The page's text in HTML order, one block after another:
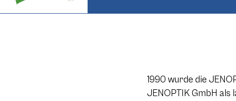
1990 wurde die
JENOPTIK GmbH als